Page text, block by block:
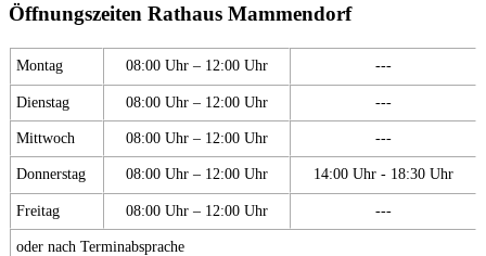
Öffnungszeiten Rathaus Mammendorf
Montag 08:00 Uhr – 12:00 Uhr ---
Dienstag 08:00 Uhr – 12:00 Uhr ---
Mittwoch 08:00 Uhr – 12:00 Uhr ---
Donnerstag 08:00 Uhr – 12:00 Uhr 14:00 Uhr - 18:30 Uhr
Freitag 08:00 Uhr – 12:00 Uhr ---
oder nach Terminabsprache